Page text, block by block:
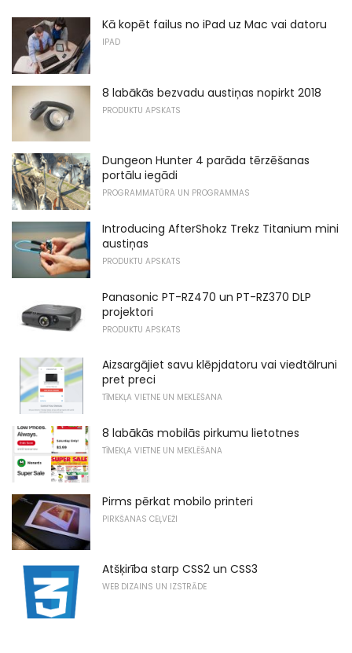
Kā kopēt failus no iPad uz Mac vai datoru
IPAD
8 labākās bezvadu austiņas nopirkt 2018
PRODUKTU APSKATS
Dungeon Hunter 4 parāda tērzēšanas
portālu iegādi
PROGRAMMATŪRA UN PROGRAMMAS
Introducing AfterShokz Trekz Titanium mini
austiņas
PRODUKTU APSKATS
Panasonic PT-RZ470 un PT-RZ370 DLP
projektori
PRODUKTU APSKATS
Aizsargājiet savu klēpjdatoru vai viedtālruni
pret preci
TĪMEKĻA VIETNE UN MEKLĒŠANA
8 labākās mobilās pirkumu lietotnes
TĪMEKĻA VIETNE UN MEKLĒŠANA
Pirms pērkat mobilo printeri
PIRKŠANAS CEĻVEŽI
Atšķirība starp CSS2 un CSS3
WEB DIZAINS UN IZSTRĀDE